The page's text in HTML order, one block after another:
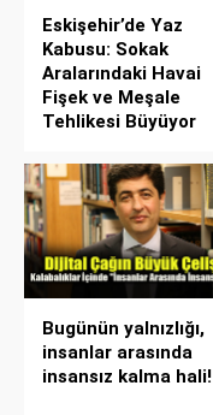
Eskişehir’de Yaz
Kabusu: Sokak
Aralarındaki Havai
Fişek ve Meşale
Tehlikesi Büyüyor
Bugünün yalnızlığı,
insanlar arasında
insansız kalma hali!